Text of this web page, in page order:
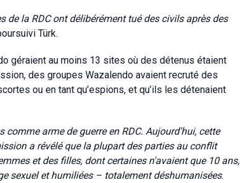
de la RDC ont délibérément tué des civils après des
Türk.
géraient au moins 13 sites où des détenus étaient
des groupes Wazalendo avaient recruté des
ou en tant qu’espions, et qu’ils les détenaient
arme de guerre en RDC. Aujourd'hui, cette
a révélé que la plupart des parties au conflit
et des filles, dont certaines n'avaient que 10 ans,
sexuel et humiliées – totalement déshumanisées.